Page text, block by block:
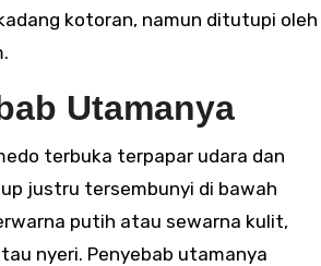
kotoran, namun ditutupi oleh
Utamanya
terbuka terpapar udara dan
justru tersembunyi di bawah
putih atau sewarna kulit,
nyeri. Penyebab utamanya